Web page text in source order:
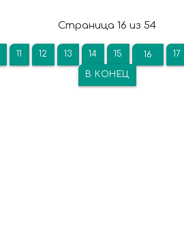
Страница 16 из 54
11 12 13 14 15 16 17
В КОНЕЦ